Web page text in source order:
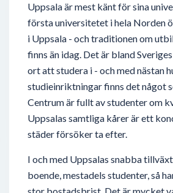
Uppsala är mest känt för sina
första universitetet i hela Norden
i Uppsala - och traditionen om
finns än idag. Det är bland
ort att studera i - och med nästan
studieinriktningar finns det något
Centrum är fullt av studenter om
Uppsalas samtliga kårer är ett
städer försöker ta efter.
I och med Uppsalas snabba
boende, mestadels studenter, så